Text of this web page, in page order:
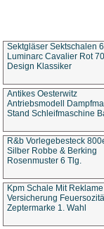
Sektgläser Sektschalen
Luminarc Cavalier Rot
Design Klassiker
Antikes Oesterwitz
Antriebsmodell
Stand Schleifmaschine
R&b Vorlegebesteck
Silber Robbe & Berking
Rosenmuster 6 Tlg.
Kpm Schale Mit Reklame
Versicherung
Zeptermarke 1. Wahl